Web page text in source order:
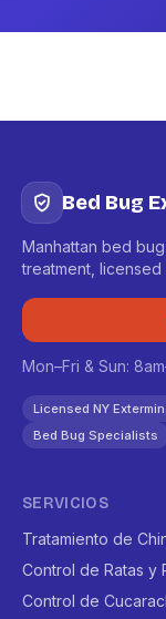
Bed Bug
Manhattan bed
treatment, licensed
Mon–Fri & Sun:
Licensed NY
Bed Bug Specialists
SERVICIOS
Tratamiento de
Control de Ratas y
Control de